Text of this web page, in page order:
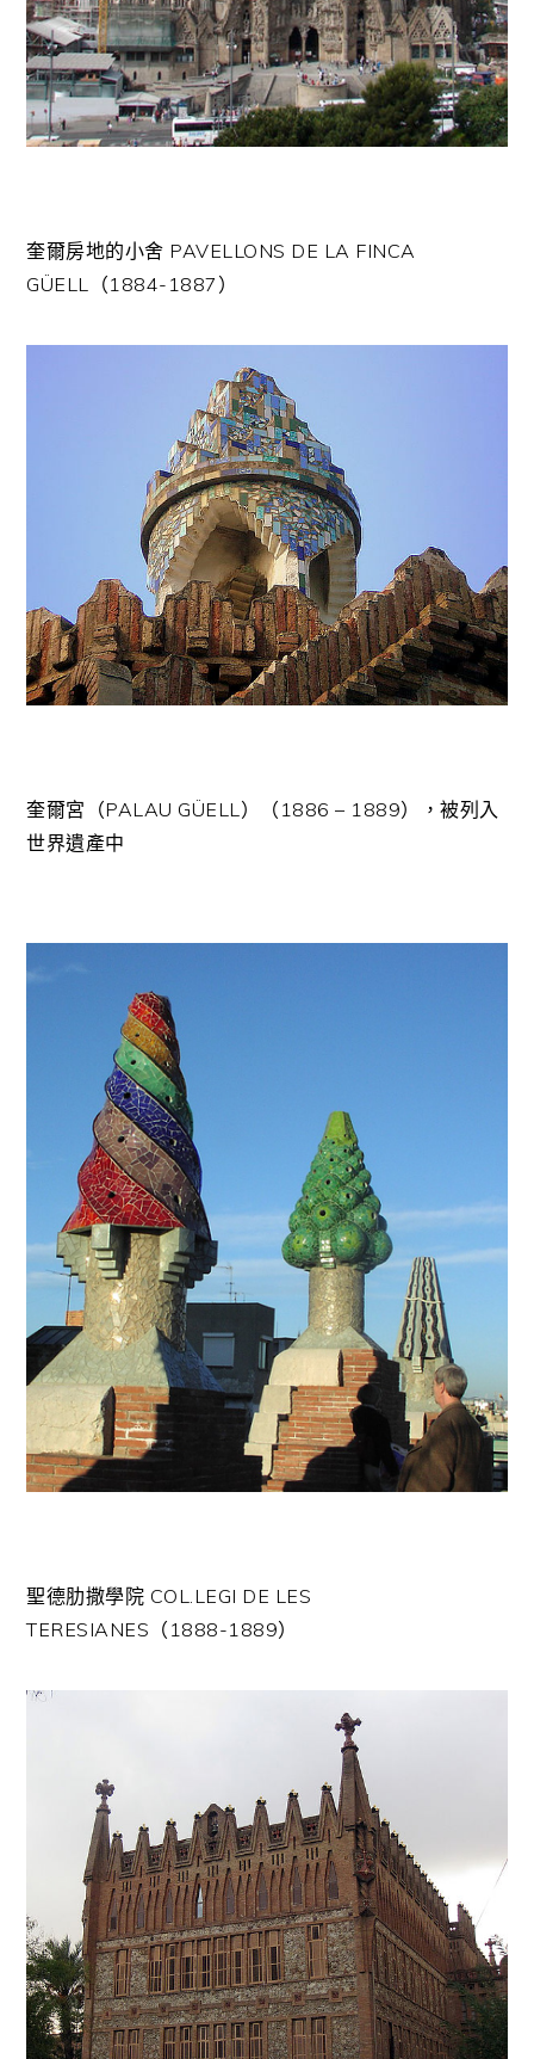
奎爾房地的小舍 PAVELLONS DE LA FINCA
GÜELL（1884-1887）
奎爾宮（PALAU GÜELL）（1886 – 1889），被列入
世界遺產中
聖德肋撒學院 COL.LEGI DE LES
TERESIANES（1888-1889）